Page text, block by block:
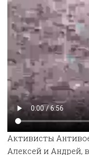
Активисты
Алексей и Андрей,